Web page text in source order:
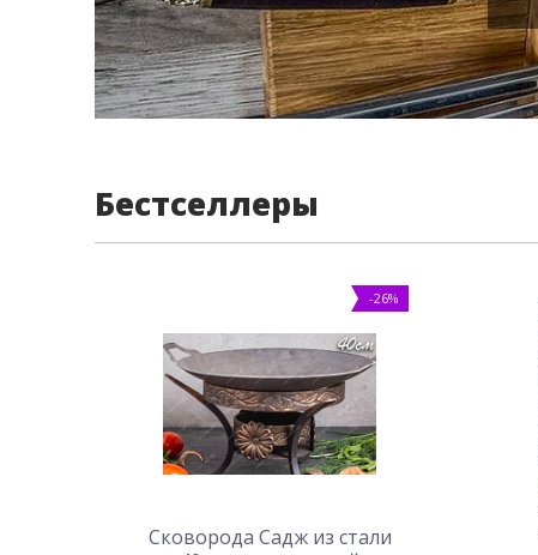
Бестселлеры
-26%
Сковорода Садж из стали